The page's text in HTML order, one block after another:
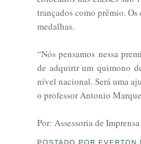
trançados como prêmio. Os
medalhas.
“Nós pensamos nessa
de adquirir um quimono
nível nacional. Será uma
o professor Antonio
Por: Assessoria de